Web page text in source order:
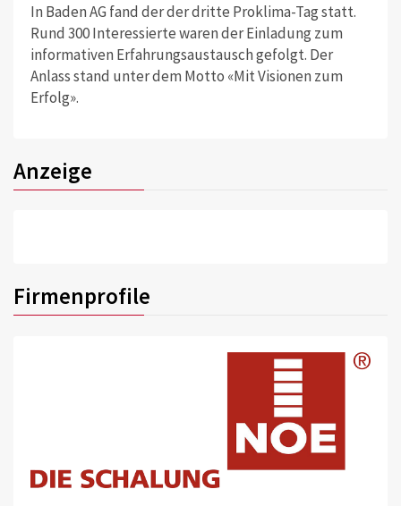
In Baden AG fand der der dritte Proklima-Tag statt.
Rund 300 Interessierte waren der Einladung zum
informativen Erfahrungsaustausch gefolgt. Der
Anlass stand unter dem Motto «Mit Visionen zum
Erfolg».
Anzeige
Firmenprofile